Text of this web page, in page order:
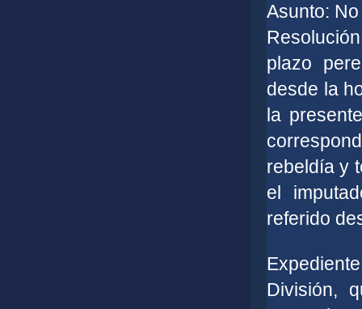
Asunto:
plazo
desde la
la
rebeldía y
el
referido
División,